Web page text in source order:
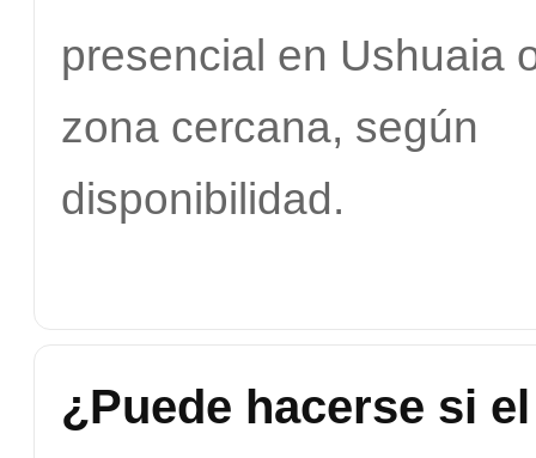
presencial en Ushuaia
zona cercana, según
disponibilidad.
¿Puede hacerse si el